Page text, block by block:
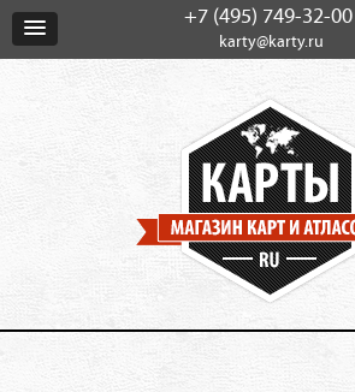
+7 (495) 749-32-00
karty@karty.ru